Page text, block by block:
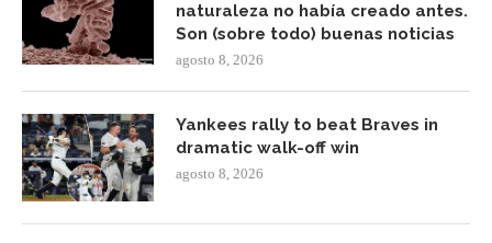
naturaleza no había creado antes.
Son (sobre todo) buenas noticias
agosto 8, 2026
Yankees rally to beat Braves in
dramatic walk-off win
agosto 8, 2026